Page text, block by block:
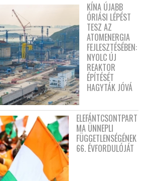
KÍNA ÚJABB
ÓRIÁSI LÉPÉST
TESZ AZ
ATOMENERGIA
FEJLESZTÉSÉBEN:
NYOLC ÚJ
REAKTOR
ÉPÍTÉSÉT
HAGYTÁK JÓVÁ
ELEFÁNTCSONTPART
MA ÜNNEPLI
FÜGGETLENSÉGÉNEK
66. ÉVFORDULÓJÁT